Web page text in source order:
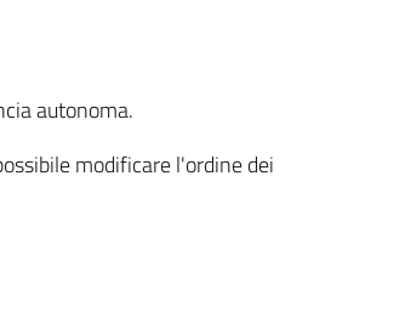
autonoma.
modificare l'ordine dei